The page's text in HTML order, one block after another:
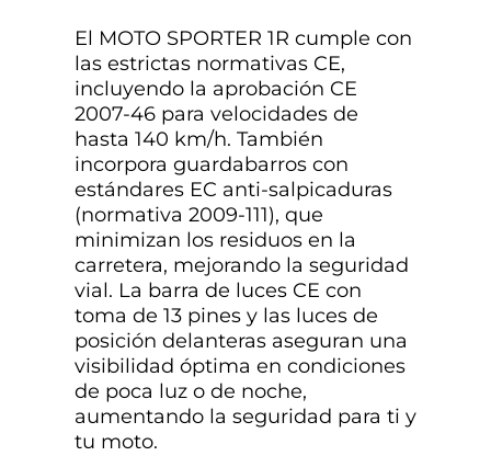
El MOTO SPORTER 1R cumple con
las estrictas normativas CE,
incluyendo la aprobación CE
2007-46 para velocidades de
hasta 140 km/h. También
incorpora guardabarros con
estándares EC anti-salpicaduras
(normativa 2009-111), que
minimizan los residuos en la
carretera, mejorando la seguridad
vial. La barra de luces CE con
toma de 13 pines y las luces de
posición delanteras aseguran una
visibilidad óptima en condiciones
de poca luz o de noche,
aumentando la seguridad para ti y
tu moto.